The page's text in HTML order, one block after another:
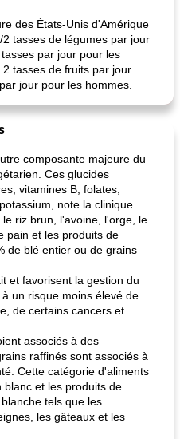
des États-Unis d'Amérique
tasses de légumes par jour
par jour pour les
tasses de fruits par jour
jour pour les hommes.
composante majeure du
Ces glucides
vitamines B, folates,
note la clinique
riz brun, l'avoine, l'orge, le
pain et les produits de
de blé entier ou de grains
et favorisent la gestion du
un risque moins élevé de
de certains cancers et
associés à des
raffinés sont associés à
Cette catégorie d'aliments
blanc et les produits de
tels que les
les gâteaux et les